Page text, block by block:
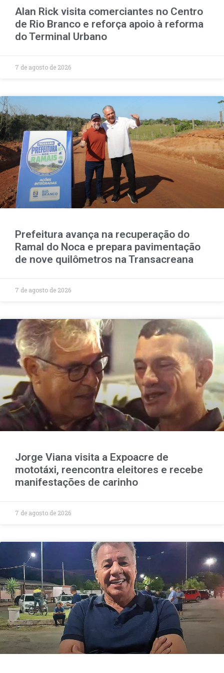
Alan Rick visita comerciantes no Centro
de Rio Branco e reforça apoio à reforma
do Terminal Urbano
7 de agosto de 2026
Prefeitura avança na recuperação do
Ramal do Noca e prepara pavimentação
de nove quilômetros na Transacreana
7 de agosto de 2026
Jorge Viana visita a Expoacre de
mototáxi, reencontra eleitores e recebe
manifestações de carinho
7 de agosto de 2026